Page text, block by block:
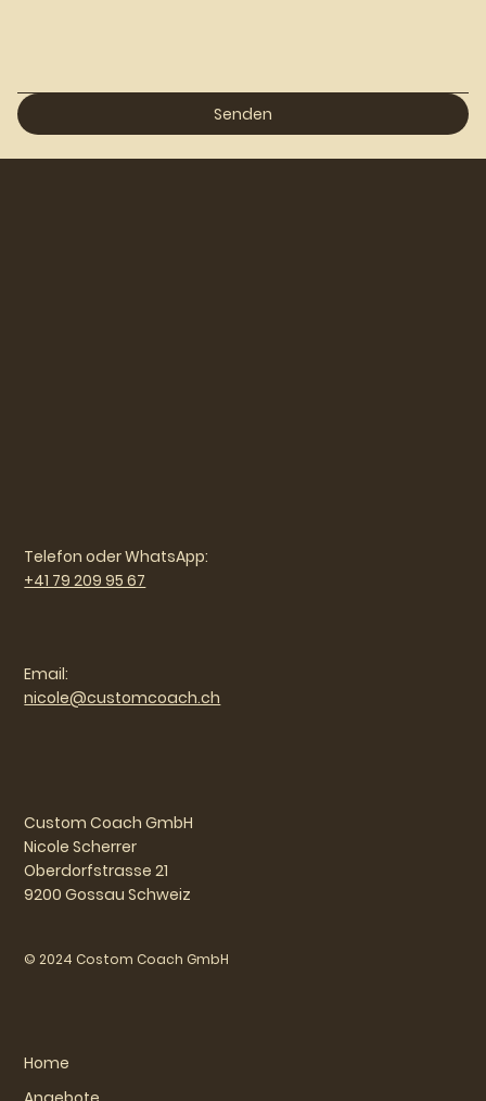
Senden
Home
Telefon oder WhatsApp:
+41 79 209 95 67
Email:
nicole@customcoach.ch
Custom Coach GmbH
Nicole Scherrer
Oberdorfstrasse 21
9200 Gossau Schweiz
© 2024 Costom Coach GmbH